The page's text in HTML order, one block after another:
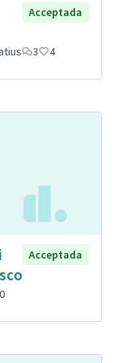
Acceptada
3 4
Acceptada